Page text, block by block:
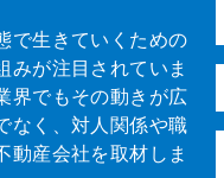
で生きていくための
みが注目されていま
界でもその動きが広
なく、対人関係や職
動産会社を取材しま